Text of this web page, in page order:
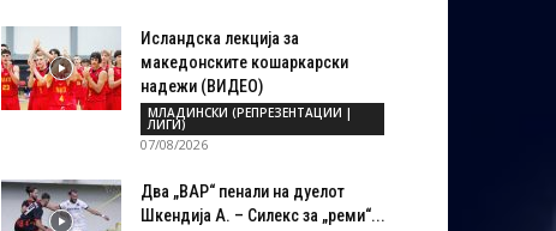
Исландска лекција за
македонските кошаркарски
надежи (ВИДЕО)
МЛАДИНСКИ (РЕПРЕЗЕНТАЦИИ |
ЛИГИ)
07/08/2026
Два „ВАР“ пенали на дуелот
Шкендија А. – Силекс за „реми“...